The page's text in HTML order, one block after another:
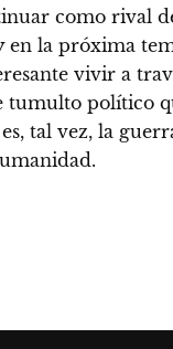
como rival
en la próxima
vivir a
tumulto político
tal vez, la